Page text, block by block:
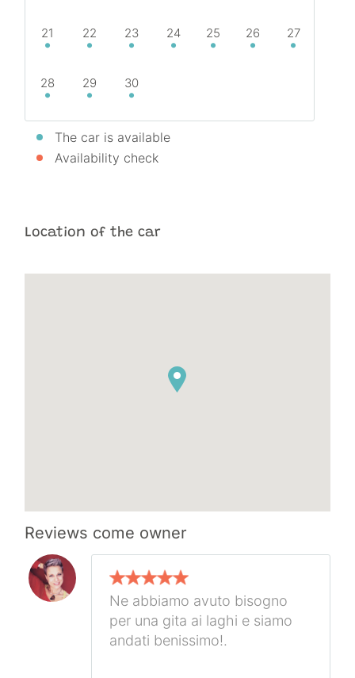
21 22 23 24 25 26 27
28 29 30
The car is available
Availability check
Location of the car
Reviews come owner
Ne abbiamo avuto bisogno
per una gita ai laghi e siamo
andati benissimo!.